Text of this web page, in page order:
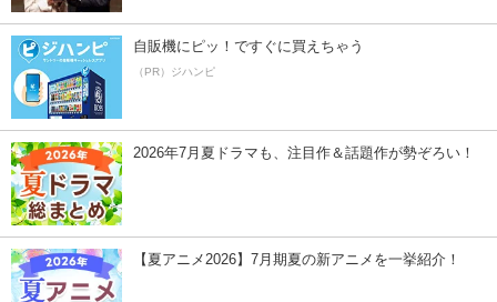
自販機にピッ！ですぐに買えちゃう
（PR）ジハンピ
2026年7月夏ドラマも、注目作＆話題作が勢ぞろい！
【夏アニメ2026】7月期夏の新アニメを一挙紹介！